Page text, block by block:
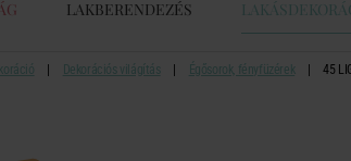
LAKBERENDEZÉS
Dekorációs világítás Égősorok, fényfüzérek 45